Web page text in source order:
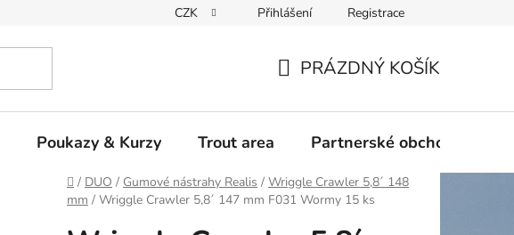
CZK Přihlášení Registrace
KOŠÍK
PRÁZDNÝ KOŠÍK
Poukazy & Kurzy Trout area Partnerské obchody
Domů
/ DUO / Gumové nástrahy Realis / Wriggle Crawler 5,8´ 148
mm / Wriggle Crawler 5,8´ 147 mm F031 Wormy 15 ks